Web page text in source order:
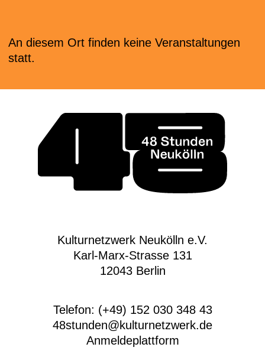
An diesem Ort finden keine Veranstaltungen
statt.
Kulturnetzwerk Neukölln e.V.
Karl-Marx-Strasse 131
12043 Berlin
Telefon: (+49) 152 030 348 43
48stunden@kulturnetzwerk.de
Anmeldeplattform